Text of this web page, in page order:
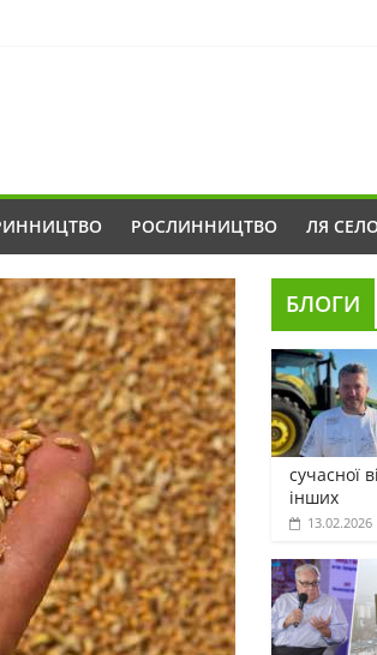
РОСЛИННИЦТВО ЛЯ
БЛОГИ
сучасної
інших
13.02.2026